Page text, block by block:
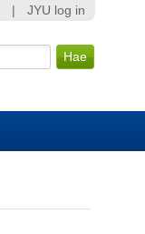
JYU log in